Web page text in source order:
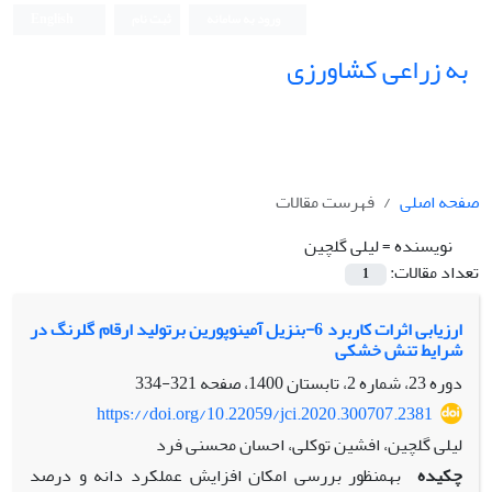
به زراعی کشاورزی
صفحه اصلی
فهرست مقالات
نویسنده =لیلی گلچین
تعداد مقالات:
1
ارزیابی اثرات کاربرد 6-بنزیل آمینوپورین برتولید ارقام گلرنگ در
شرایط تنش خشکی
دوره 23، شماره 2، تابستان 1400، صفحه
321-334
https://doi.org/10.22059/jci.2020.300707.2381
لیلی گلچین، افشین توکلی، احسان محسنی فرد
چکیده به­­منظور بررسی امکان افزایش عملکرد دانه و درصد